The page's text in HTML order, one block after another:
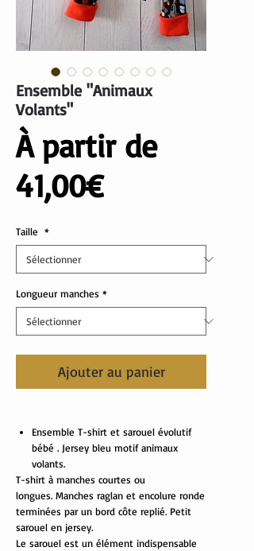
Ensemble "Animaux
Volants"
À partir de
41,00€Prix
Taille *
Longueur manches *
Ajouter au panier
Ensemble T-shirt et sarouel évolutif
bébé . Jersey bleu motif animaux
volants.
T-shirt à manches courtes ou
longues. Manches raglan et encolure ronde
terminées par un bord côte replié. Petit
sarouel en jersey.
Le sarouel est un élément indispensable